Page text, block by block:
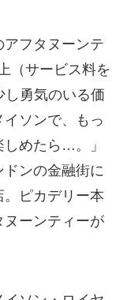
アフタヌーンテ
（サービス料を
し勇気のいる価
ソンで、もっ
めたら…。」
ンの金融街に
ピカデリー本
ヌーンティーが